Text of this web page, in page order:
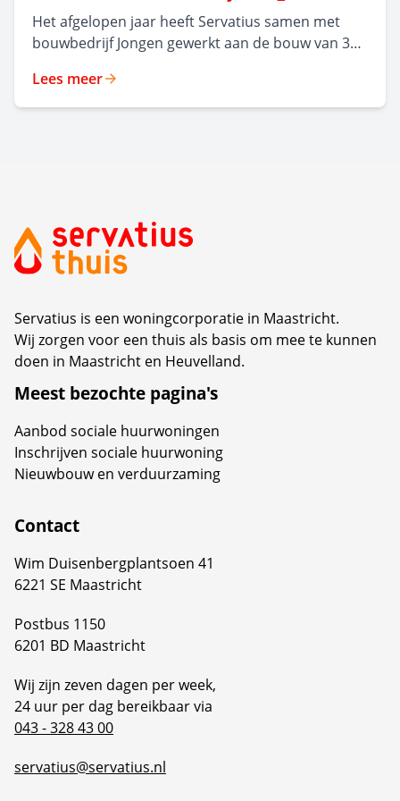
Het afgelopen jaar heeft Servatius samen met
bouwbedrijf Jongen gewerkt aan de bouw van 35
levensloopbestendige huurappartementen in
Malpertuis. Het nieuwe appartementencomplex,
oplevering van dit nieuwe complex werd gevierd.
Lees meer
Servatius is een woningcorporatie in Maastricht.
Wij zorgen voor een thuis als basis om mee te kunnen
doen in Maastricht en Heuvelland.
Meest bezochte pagina's
Aanbod sociale huurwoningen
Inschrijven sociale huurwoning
Nieuwbouw en verduurzaming
Contact
Wim Duisenbergplantsoen 41
6221 SE Maastricht
Postbus 1150
6201 BD Maastricht
Wij zijn zeven dagen per week,
24 uur per dag bereikbaar via
043 - 328 43 00
servatius@servatius.nl